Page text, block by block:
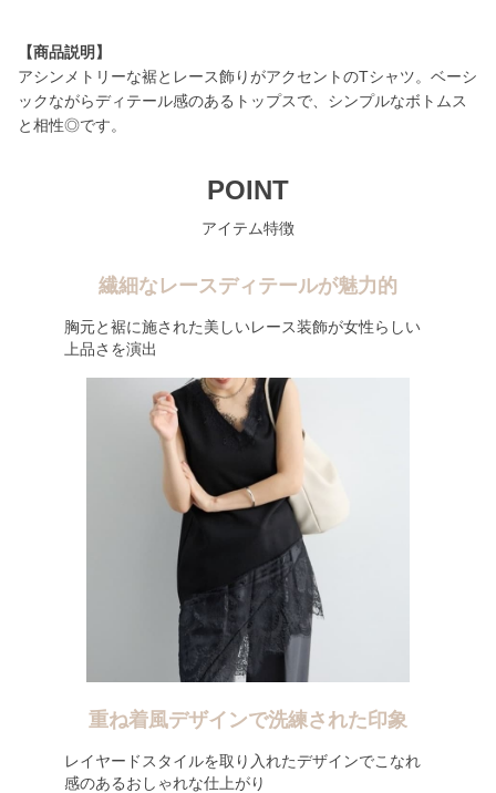
【商品説明】
アシンメトリーな裾とレース飾りがアクセントのTシャツ。ベーシ
ックながらディテール感のあるトップスで、シンプルなボトムス
と相性◎です。
POINT
アイテム特徴
繊細なレースディテールが魅力的
胸元と裾に施された美しいレース装飾が女性らしい
上品さを演出
重ね着風デザインで洗練された印象
レイヤードスタイルを取り入れたデザインでこなれ
感のあるおしゃれな仕上がり